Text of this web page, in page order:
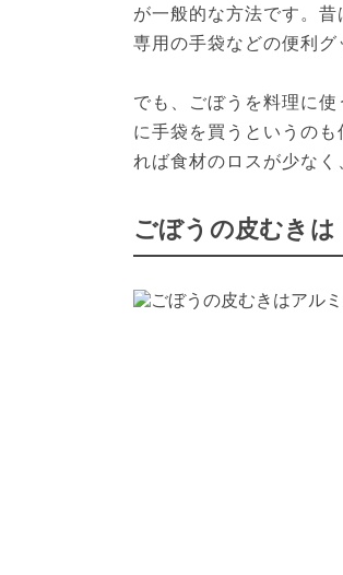
が一般的な方法です。
専用の手袋などの便利グ
でも、ごぼうを料理に
に手袋を買うというの
れば食材のロスが少なく
ごぼうの皮むきは